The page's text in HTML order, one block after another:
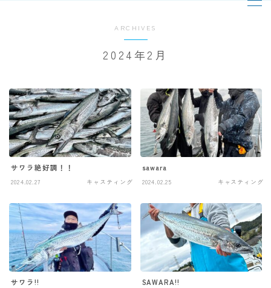
出船までの流れ
最新釣果
船の紹介
乗船料金
予約状況
ARCHIVES
2024年2月
サワラ絶好調！！
2024.02.27 キャスティング
sawara
2024.02.25 キャスティング
サワラ!! SAWARA!!